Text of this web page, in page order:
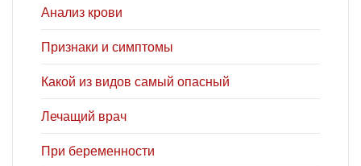
Анализ крови
Признаки и симптомы
Какой из видов самый опасный
Лечащий врач
При беременности